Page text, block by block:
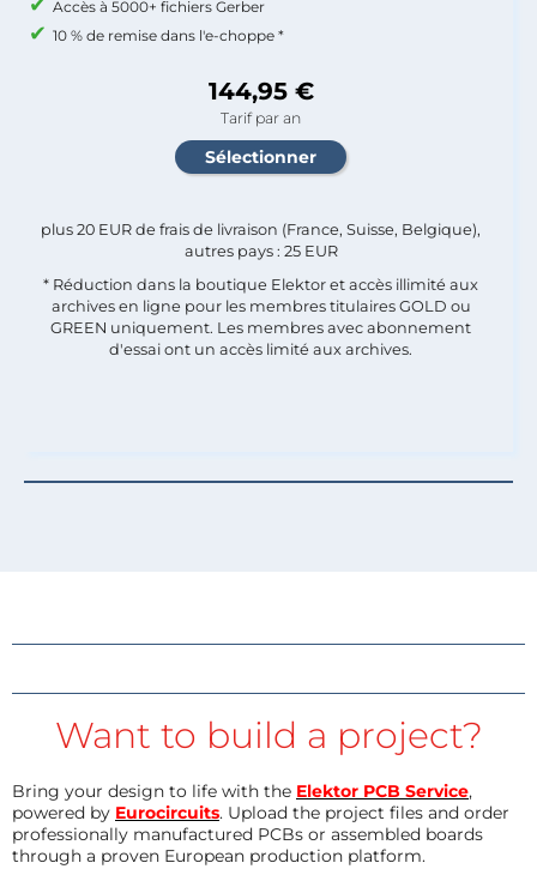
Accès à 5000+ fichiers Gerber
10 % de remise dans l'e-choppe *
144,95 €
Tarif par an
plus 20 EUR de frais de livraison (France, Suisse, Belgique),
autres pays : 25 EUR
* Réduction dans la boutique Elektor et accès illimité aux
archives en ligne pour les membres titulaires GOLD ou
GREEN uniquement. Les membres avec abonnement
d'essai ont un accès limité aux archives.
Want to build a project?
Bring your design to life with the Elektor PCB Service,
powered by Eurocircuits. Upload the project files and order
professionally manufactured PCBs or assembled boards
through a proven European production platform.